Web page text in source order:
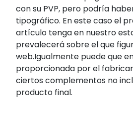
con su PVP, pero podría
tipográfico. En este caso el
artículo tenga en nuestro
prevalecerá sobre el que
web.Igualmente puede que
proporcionada por el
ciertos complementos no
producto final.